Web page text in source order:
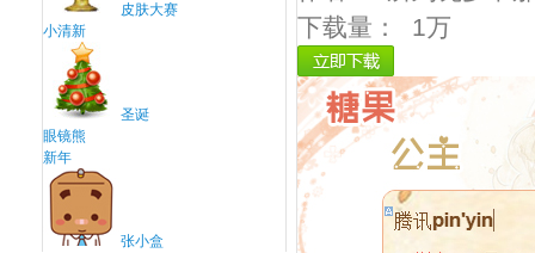
皮肤大赛
小清新
圣诞
眼镜熊
新年
张小盒
下载量： 1万